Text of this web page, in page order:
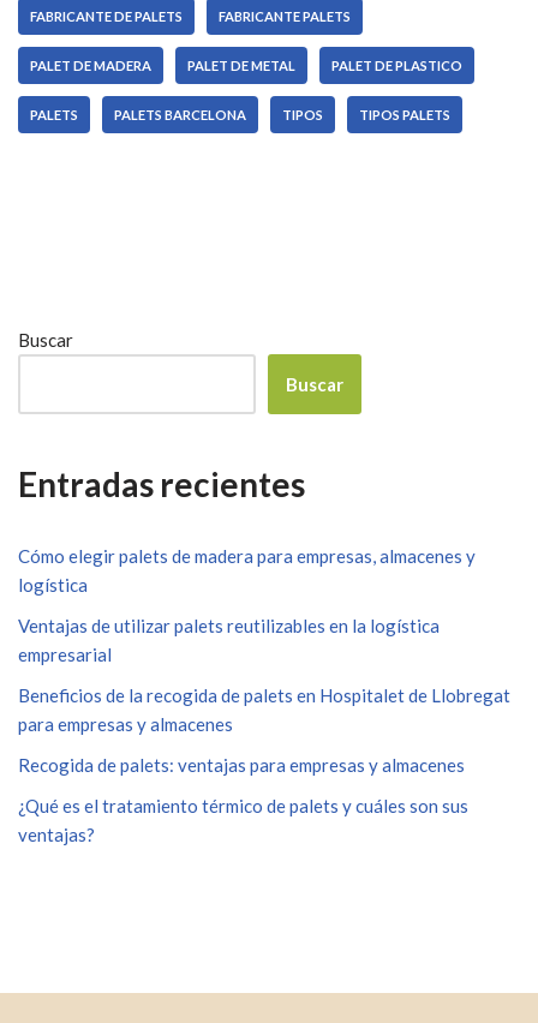
FABRICANTE DE PALETS FABRICANTE PALETS
PALET DE MADERA PALET DE METAL PALET DE PLASTICO
PALETS PALETS BARCELONA TIPOS TIPOS PALETS
Buscar
Buscar
Entradas recientes
Cómo elegir palets de madera para empresas, almacenes y
logística
Ventajas de utilizar palets reutilizables en la logística
empresarial
Beneficios de la recogida de palets en Hospitalet de Llobregat
para empresas y almacenes
Recogida de palets: ventajas para empresas y almacenes
¿Qué es el tratamiento térmico de palets y cuáles son sus
ventajas?